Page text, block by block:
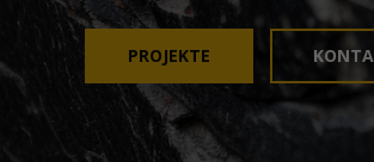
PROJEKTE